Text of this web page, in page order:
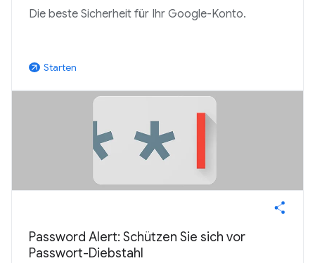
Die beste Sicherheit für Ihr Google-Konto.
arrow_outward Starten
Password Alert: Schützen Sie sich vor
Passwort-Diebstahl